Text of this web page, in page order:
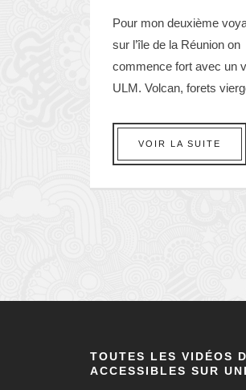
Pour mon deuxième
sur l’île de la Réunion on
commence fort avec un
ULM. Volcan, forets
VOIR LA SUITE
TOUTES LES VIDÉOS
ACCESSIBLES SUR